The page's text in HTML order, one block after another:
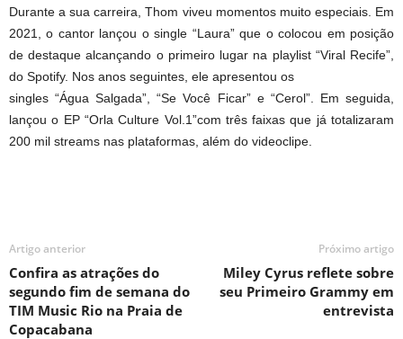
Durante a sua carreira, Thom viveu momentos muito especiais. Em
2021, o cantor lançou o single “Laura” que o colocou em posição
de destaque alcançando o primeiro lugar na playlist “Viral Recife”,
do Spotify. Nos anos seguintes, ele apresentou os
singles “Água Salgada”, “Se Você Ficar” e “Cerol”. Em seguida,
lançou o EP “Orla Culture Vol.1”com três faixas que já totalizaram
200 mil streams nas plataformas, além do videoclipe.
Artigo anterior
Confira as atrações do
segundo fim de semana do
TIM Music Rio na Praia de
Copacabana
Próximo artigo
Miley Cyrus reflete sobre
seu Primeiro Grammy em
entrevista